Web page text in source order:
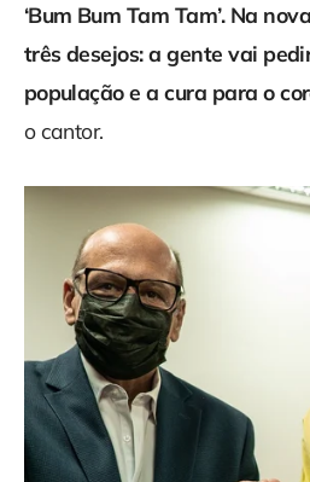
‘Bum Bum Tam Tam’. Na
três desejos: a gente vai
população e a cura para o
o cantor.